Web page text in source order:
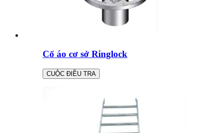
Cổ áo cơ sở Ringlock
CUỘC ĐIỀU TRA